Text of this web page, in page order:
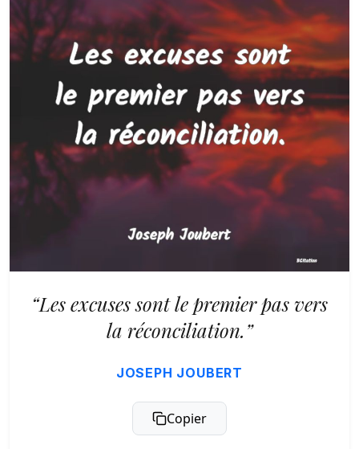
“Les excuses sont le premier pas vers
la réconciliation.”
JOSEPH JOUBERT
Copier